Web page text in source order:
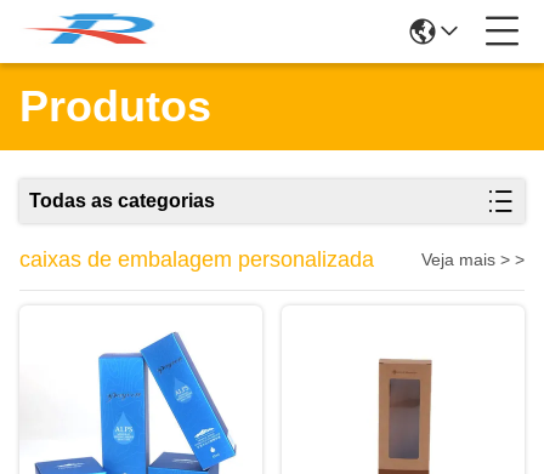
Produtos
Todas as categorias
caixas de embalagem personalizada Veja mais > >